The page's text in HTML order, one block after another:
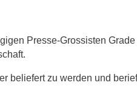
Presse-Grossisten
beliefert zu werden und